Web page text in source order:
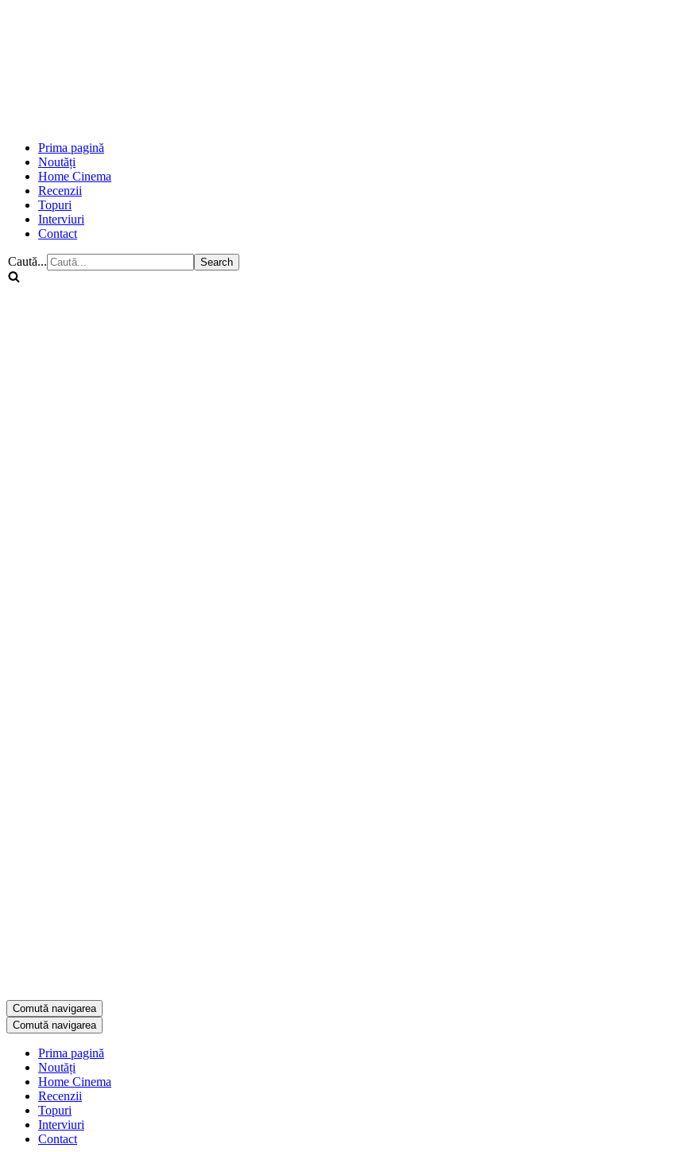
Prima pagină
Noutăți
Home Cinema
Recenzii
Topuri
Interviuri
Contact
Caută...
Comută navigarea
Comută navigarea
Prima pagină
Noutăți
Home Cinema
Recenzii
Topuri
Interviuri
Contact